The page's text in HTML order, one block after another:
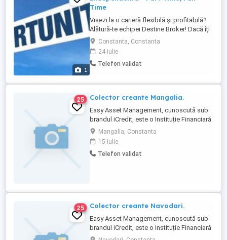
1
Time
Visezi la o carieră flexibilă și profitabilă?
Alătură-te echipei Destine Broker! Dacă îți
dorești să construiești o carieră de
succes, Destine Broker te așteaptă să
colaborezi alături de o echipă dinamică și
susținătoare, indiferent din ce partea a
parte dintr-un ...
Constanta, Constanta
24 iulie
Telefon validat
25 Colector creante Mangalia.
Easy Asset Management, cunoscută sub
brandul iCredit, este o Instituție Financiară
Nebancară de top, fondată în 2005 și
activă în șase țări: România, Bulgaria,
Polonia, Cehia, Macedonia și Ucraina. Cu
peste 2 milioane de credite aprobate,
Mangalia, Constanta
15 iulie
Telefon validat
25 Colector creante Navodari.
Easy Asset Management, cunoscută sub
brandul iCredit, este o Instituție Financiară
Nebancară de top, fondată în 2005 și